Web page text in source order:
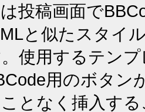
投稿画面で
と似たスタイ
使用するテン
用のボタン
となく挿入す